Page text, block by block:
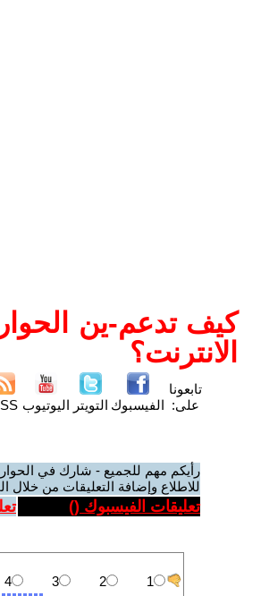
كيف تدعم-ين
الانترنت؟
تابعونا
على: الفيسبوك التويتر اليوتيوب
رأيكم مهم للجميع - شارك في
للاطلاع وإضافة التعليقات من خلال
تعليقات الفيسبوك ()